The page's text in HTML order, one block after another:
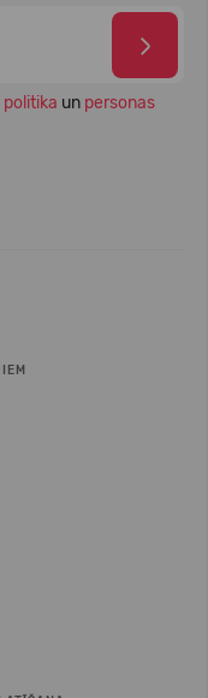
un personas